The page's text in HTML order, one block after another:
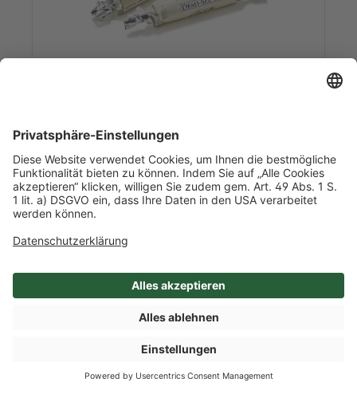
SHOP
TK Butter gesalzen AOP, 80% Fett
0,600 kg/l Inhalt
5 Packungen je 40 Stück je 15g / Karton
Frankreich